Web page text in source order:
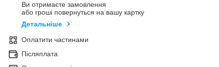
Ви отримаєте замовлення
або гроші повернуться на вашу картку
Детальніше
Оплатити частинами
Післяплата